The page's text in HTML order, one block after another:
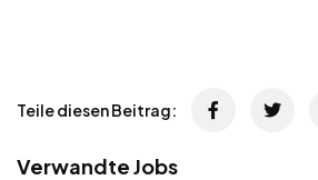
Teile diesen Beitrag:
Verwandte Jobs